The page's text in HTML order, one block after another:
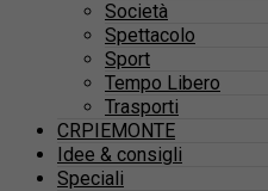
Società
Spettacolo
Sport
Tempo Libero
Trasporti
CRPIEMONTE
Idee & consigli
Speciali